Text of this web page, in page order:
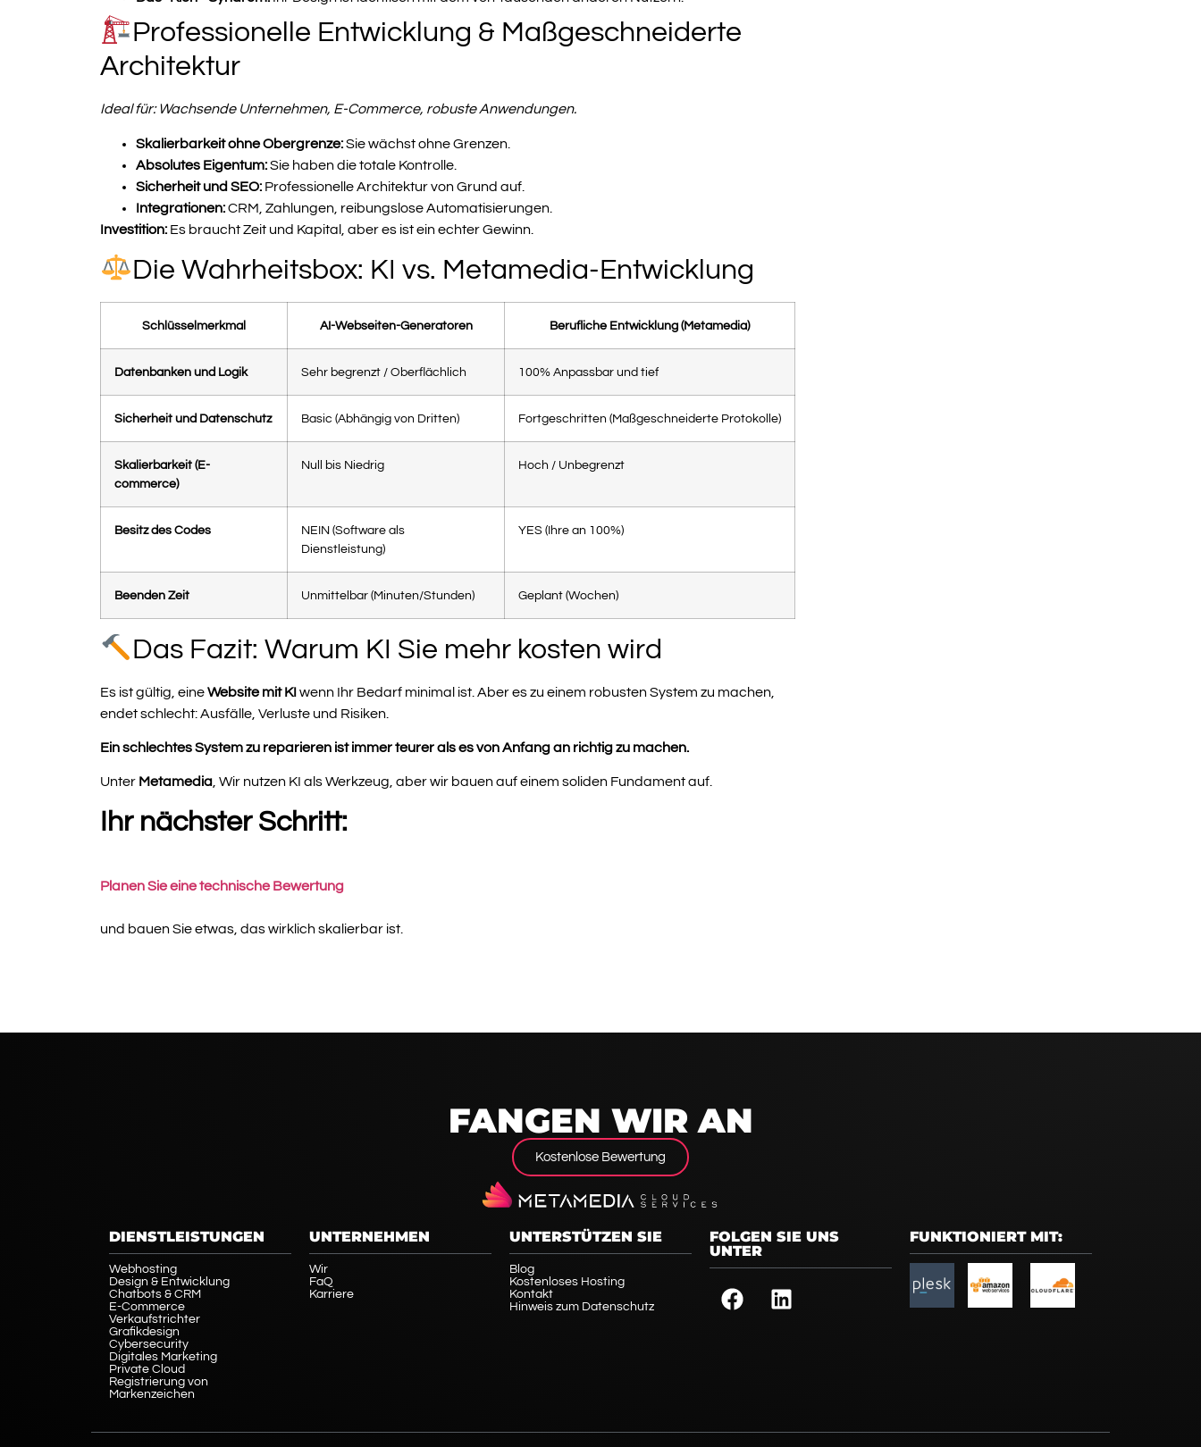
Professionelle Entwicklung & Maßgeschneiderte
Architektur
Ideal für: Wachsende Unternehmen, E-Commerce, robuste Anwendungen.
Skalierbarkeit ohne Obergrenze:Sie wächst ohne Grenzen.
Absolutes Eigentum:Sie haben die totale Kontrolle.
Sicherheit und SEO: Professionelle Architektur von Grund auf.
Integrationen:CRM, Zahlungen, reibungslose Automatisierungen.
Investition: Es braucht Zeit und Kapital, aber es ist ein echter Gewinn.
Die Wahrheitsbox: KI vs. Metamedia-Entwicklung
Schlüsselmerkmal AI-Webseiten-Generatoren Berufliche Entwicklung (Metamedia)
Datenbanken und Logik Sehr begrenzt / Oberflächlich 100% Anpassbar und tief
Sicherheit und Datenschutz Basic (Abhängig von Dritten) Fortgeschritten (Maßgeschneiderte Protokolle)
Skalierbarkeit (E-
commerce)
Null bis Niedrig Hoch / Unbegrenzt
Besitz des Codes
NEIN (Software als
Dienstleistung)
YES (Ihre an 100%)
Beenden Zeit Unmittelbar (Minuten/Stunden) Geplant (Wochen)
Das Fazit: Warum KI Sie mehr kosten wird
Es ist gültig, eineWebsite mit KI wenn Ihr Bedarf minimal ist. Aber es zu einem robusten System zu machen,
endet schlecht: Ausfälle, Verluste und Risiken.
Ein schlechtes System zu reparieren ist immer teurer als es von Anfang an richtig zu machen.
Unter Metamedia, Wir nutzen KI als Werkzeug, aber wir bauen auf einem soliden Fundament auf.
Ihr nächster Schritt:
Planen Sie eine technische Bewertung
und bauen Sie etwas, das wirklich skalierbar ist.
FANGEN WIR AN
Kostenlose Bewertung
DIENSTLEISTUNGEN
Webhosting
Design & Entwicklung
Chatbots & CRM
E-Commerce
Verkaufstrichter
Grafikdesign
Cybersecurity
Digitales Marketing
Private Cloud
Registrierung von
Markenzeichen
UNTERNEHMEN
Wir
FaQ
Karriere
UNTERSTÜTZEN SIE
Blog
Kostenloses Hosting
Kontakt
Hinweis zum Datenschutz
FOLGEN SIE UNS
UNTER
FUNKTIONIERT MIT: